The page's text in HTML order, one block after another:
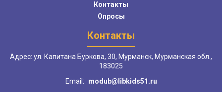
Контакты
Опросы
Контакты
Адрес: ул. Капитана Буркова, 30, Мурманск, Мурманская обл.,
183025
Email:
modub@libkids51.ru